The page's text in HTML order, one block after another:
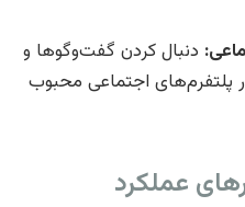
دنبال کردن گفت‌وگوها و
پلتفرم‌های اجتماعی محبوب
عملکرد